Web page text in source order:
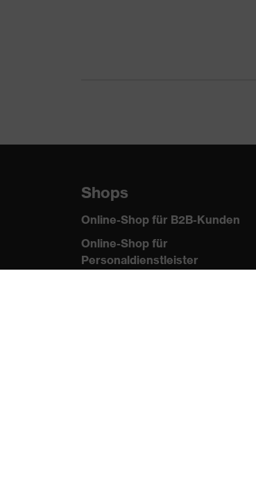
Shops
Online-Shop für B2B-Kunden
Online-Shop für
Personaldienstleister